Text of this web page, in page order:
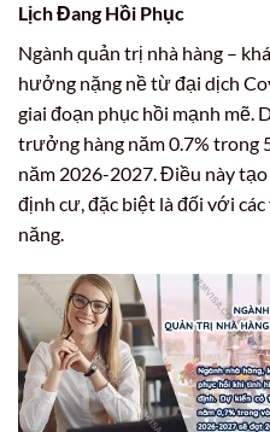
Lịch Đang Hồi Phục
Ngành quản trị nhà hàng –
hưởng nặng nề từ đại dịch
giai đoạn phục hồi mạnh mẽ.
trưởng hàng năm 0.7% trong
năm 2026-2027. Điều này
định cư, đặc biệt là đối với
năng.